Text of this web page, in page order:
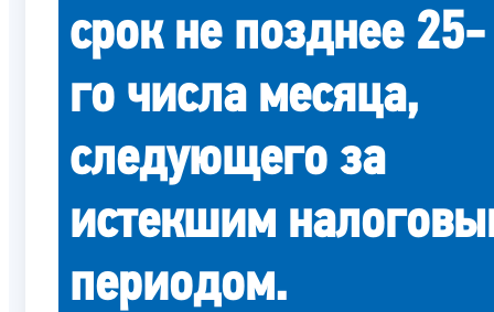
срок не позднее 25-
го числа месяца,
следующего за
истекшим
периодом.